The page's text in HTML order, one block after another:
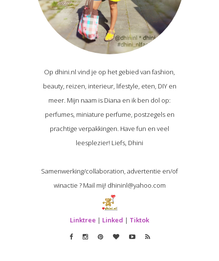
Op dhini.nl vind je op het gebied van fashion,
beauty, reizen, interieur, lifestyle, eten, DIY en
meer. Mijn naam is Diana en ik ben dol op:
perfumes, miniature perfume, postzegels en
prachtige verpakkingen. Have fun en veel
leesplezier! Liefs, Dhini
Samenwerking/collaboration, advertentie en/of
winactie ? Mail mij! dhininl@yahoo.com
Linktree | Linked | Tiktok